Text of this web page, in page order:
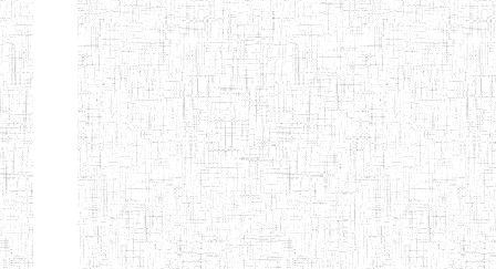
Arrondissement
Denomination Création Type